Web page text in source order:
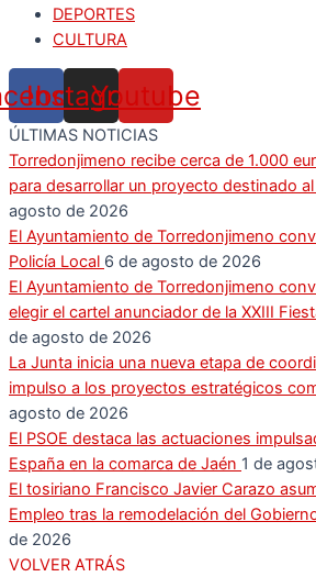
DEPORTES
CULTURA
Instagram
Youtube
ÚLTIMAS NOTICIAS
Torredonjimeno recibe cerca de 1.000
para desarrollar un proyecto destinado
agosto de 2026
El Ayuntamiento de Torredonjimeno
Policía Local 6 de agosto de 2026
El Ayuntamiento de Torredonjimeno
elegir el cartel anunciador de la XXIII
de agosto de 2026
La Junta inicia una nueva etapa de
impulso a los proyectos estratégicos
agosto de 2026
El PSOE destaca las actuaciones
España en la comarca de Jaén 1 de
El tosiriano Francisco Javier Carazo
Empleo tras la remodelación del
de 2026
VOLVER ATRÁS